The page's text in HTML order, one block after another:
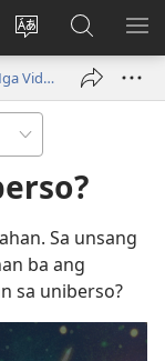
Ilisi
ang
pinulongan
sa
site
Log
(mo-
open
ug
window)
Pangitaa
sa
JW.ORG
Importanteng mga Pagtulon-an sa Bibliya—Mga Video
Sa unsang
ba ang
sa uniberso?